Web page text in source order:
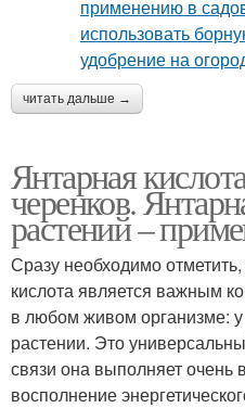
читать дальше →
Янтарная
черенков.
растений –
Сразу необходимо
кислота является важным
в любом живом организме:
растении. Это
связи она выполняет
восполнение